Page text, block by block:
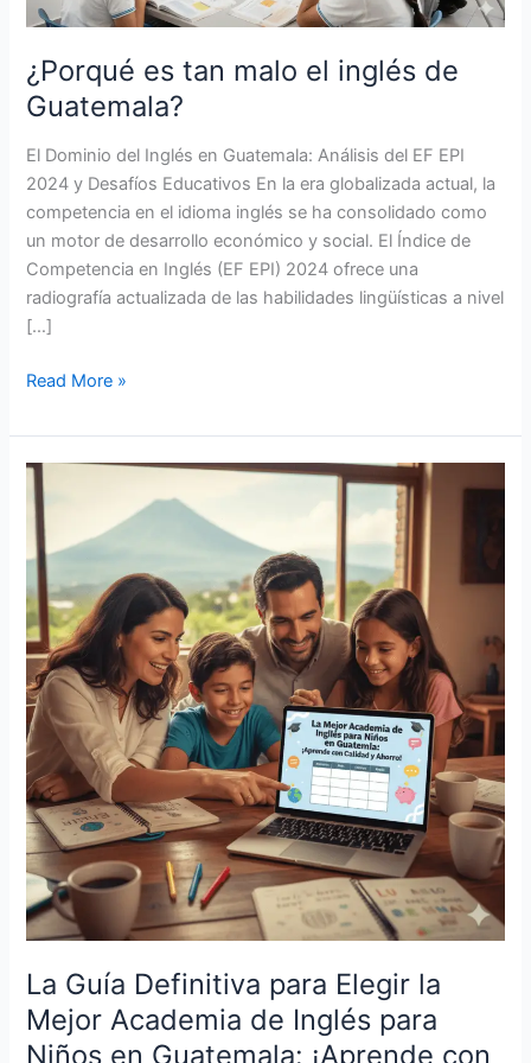
¿Porqué es tan malo el inglés de
Guatemala?
El Dominio del Inglés en Guatemala: Análisis del EF EPI
2024 y Desafíos Educativos En la era globalizada actual, la
competencia en el idioma inglés se ha consolidado como
un motor de desarrollo económico y social. El Índice de
Competencia en Inglés (EF EPI) 2024 ofrece una
radiografía actualizada de las habilidades lingüísticas a nivel
[…]
Read More »
La Guía Definitiva para Elegir la
Mejor Academia de Inglés para
Niños en Guatemala: ¡Aprende con
La
Guía
Definitiva
para
Elegir
la
Mejor
Academia
de
Inglés
para
Niños
en
Guatemala:
¡Aprende
con
Calidad
Ahorro!